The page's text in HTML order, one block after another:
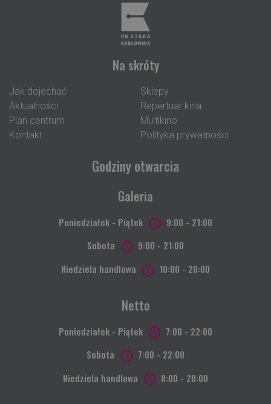
Na skróty
Jak dojechać
Aktualności
Plan centrum
Kontakt
Sklepy
Repertuar kina
Multikino
Polityka prywatności
Godziny otwarcia
Galeria
Poniedziałek - Piątek
9:00 - 21:00
Sobota
9:00 - 21:00
Niedziela handlowa
10:00 - 20:00
Netto
Poniedziałek - Piątek
7:00 - 22:00
Sobota
7:00 - 22:00
Niedziela handlowa
8:00 - 20:00